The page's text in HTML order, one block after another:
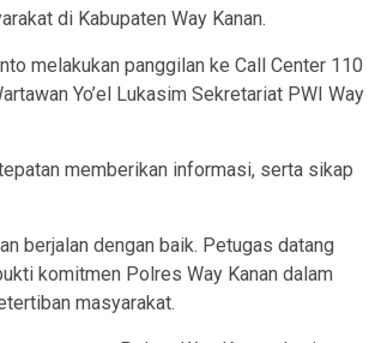
di Kabupaten Way Kanan.
melakukan panggilan ke Call Center 110
Yo’el Lukasim Sekretariat PWI Way
memberikan informasi, serta sikap
berjalan dengan baik. Petugas datang
komitmen Polres Way Kanan dalam
masyarakat.